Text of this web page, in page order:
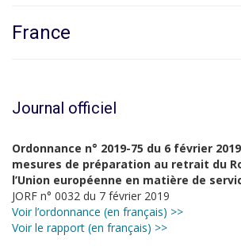
France
Journal officiel
Ordonnance n° 2019-75 du 6 février
mesures de préparation au retrait du
l’Union européenne en matière de
JORF n° 0032 du 7 février 2019
Voir l’ordonnance (en français) >>
Voir le rapport (en français) >>